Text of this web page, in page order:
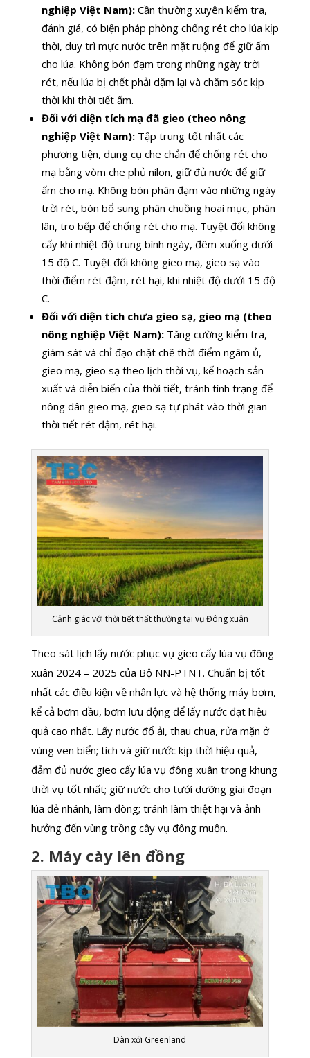
nghiệp Việt Nam):Cần thường xuyên kiểm tra,
đánh giá, có biện pháp phòng chống rét cho lúa kịp
thời, duy trì mực nước trên mặt ruộng để giữ ấm
cho lúa. Không bón đạm trong những ngày trời
rét, nếu lúa bị chết phải dặm lại và chăm sóc kịp
thời khi thời tiết ấm.
Đối với diện tích mạ đã gieo (theo nông
nghiệp Việt Nam):Tập trung tốt nhất các
phương tiện, dụng cụ che chắn để chống rét cho
mạ bằng vòm che phủ nilon, giữ đủ nước để giữ
ấm cho mạ. Không bón phân đạm vào những ngày
trời rét, bón bổ sung phân chuồng hoai mục, phân
lân, tro bếp để chống rét cho mạ. Tuyệt đối không
cấy khi nhiệt độ trung bình ngày, đêm xuống dưới
15 độ C. Tuyệt đối không gieo mạ, gieo sạ vào
thời điểm rét đậm, rét hại, khi nhiệt độ dưới 15 độ
C.
Đối với diện tích chưa gieo sạ, gieo mạ (theo
nông nghiệp Việt Nam):Tăng cường kiểm tra,
giám sát và chỉ đạo chặt chẽ thời điểm ngâm ủ,
gieo mạ, gieo sạ theo lịch thời vụ, kế hoạch sản
xuất và diễn biến của thời tiết, tránh tình trạng để
nông dân gieo mạ, gieo sạ tự phát vào thời gian
thời tiết rét đậm, rét hại.
Cảnh giác với thời tiết thất thường tại vụ Đông xuân
Theo sát lịch lấy nước phục vụ gieo cấy lúa vụ đông
xuân 2024 – 2025 của Bộ NN-PTNT. Chuẩn bị tốt
nhất các điều kiện về nhân lực và hệ thống máy bơm,
kể cả bơm dầu, bơm lưu động để lấy nước đạt hiệu
quả cao nhất. Lấy nước đổ ải, thau chua, rửa mặn ở
vùng ven biển; tích và giữ nước kịp thời hiệu quả,
đảm đủ nước gieo cấy lúa vụ đông xuân trong khung
thời vụ tốt nhất; giữ nước cho tưới dưỡng giai đoạn
lúa đẻ nhánh, làm đòng; tránh làm thiệt hại và ảnh
hưởng đến vùng trồng cây vụ đông muộn.
2. Máy cày lên đồng
Dàn xới Greenland